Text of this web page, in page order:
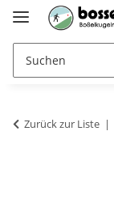
Zurück zur Liste